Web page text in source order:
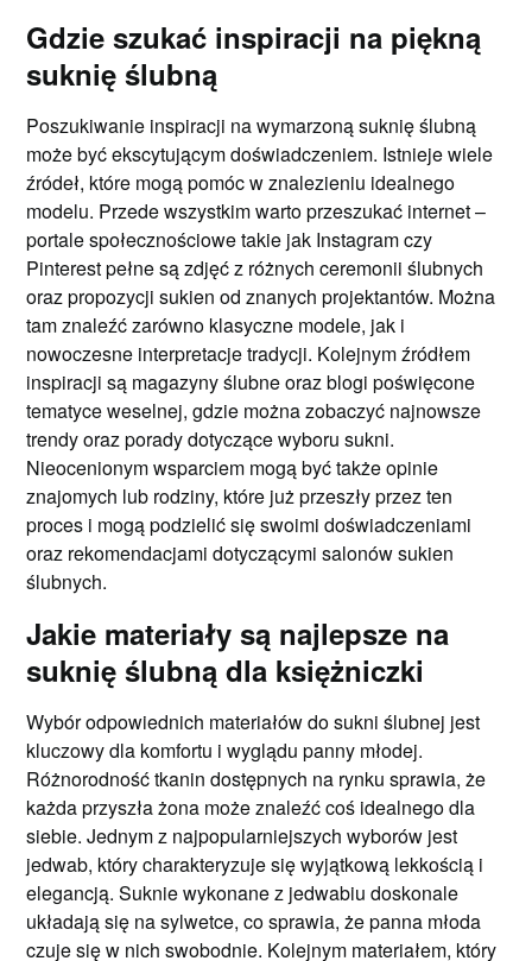
Gdzie szukać inspiracji na piękną
suknię ślubną
Poszukiwanie inspiracji na wymarzoną suknię ślubną
może być ekscytującym doświadczeniem. Istnieje wiele
źródeł, które mogą pomóc w znalezieniu idealnego
modelu. Przede wszystkim warto przeszukać internet –
portale społecznościowe takie jak Instagram czy
Pinterest pełne są zdjęć z różnych ceremonii ślubnych
oraz propozycji sukien od znanych projektantów. Można
tam znaleźć zarówno klasyczne modele, jak i
nowoczesne interpretacje tradycji. Kolejnym źródłem
inspiracji są magazyny ślubne oraz blogi poświęcone
tematyce weselnej, gdzie można zobaczyć najnowsze
trendy oraz porady dotyczące wyboru sukni.
Nieocenionym wsparciem mogą być także opinie
znajomych lub rodziny, które już przeszły przez ten
proces i mogą podzielić się swoimi doświadczeniami
oraz rekomendacjami dotyczącymi salonów sukien
ślubnych.
Jakie materiały są najlepsze na
suknię ślubną dla księżniczki
Wybór odpowiednich materiałów do sukni ślubnej jest
kluczowy dla komfortu i wyglądu panny młodej.
Różnorodność tkanin dostępnych na rynku sprawia, że
każda przyszła żona może znaleźć coś idealnego dla
siebie. Jednym z najpopularniejszych wyborów jest
jedwab, który charakteryzuje się wyjątkową lekkością i
elegancją. Suknie wykonane z jedwabiu doskonale
układają się na sylwetce, co sprawia, że panna młoda
czuje się w nich swobodnie. Kolejnym materiałem, który